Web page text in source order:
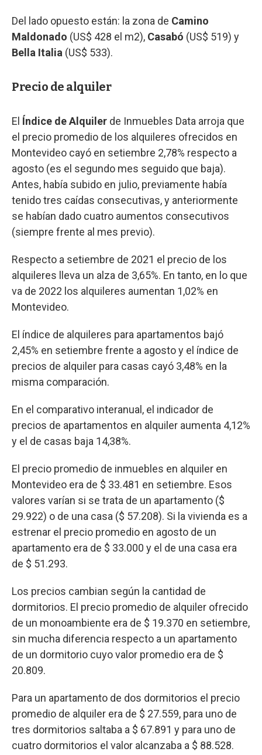
Del lado opuesto están: la zona de Camino
Maldonado (US$ 428 el m2), Casabó (US$ 519) y
Bella Italia (US$ 533).
Precio de alquiler
El Índice de Alquiler de Inmuebles Data arroja que
el precio promedio de los alquileres ofrecidos en
Montevideo cayó en setiembre 2,78% respecto a
agosto (es el segundo mes seguido que baja).
Antes, había subido en julio, previamente había
tenido tres caídas consecutivas, y anteriormente
se habían dado cuatro aumentos consecutivos
(siempre frente al mes previo).
Respecto a setiembre de 2021 el precio de los
alquileres lleva un alza de 3,65%. En tanto, en lo que
va de 2022 los alquileres aumentan 1,02% en
Montevideo.
El índice de alquileres para apartamentos bajó
2,45% en setiembre frente a agosto y el índice de
precios de alquiler para casas cayó 3,48% en la
misma comparación.
En el comparativo interanual, el indicador de
precios de apartamentos en alquiler aumenta 4,12%
y el de casas baja 14,38%.
El precio promedio de inmuebles en alquiler en
Montevideo era de $ 33.481 en setiembre. Esos
valores varían si se trata de un apartamento ($
29.922) o de una casa ($ 57.208). Si la vivienda es a
estrenar el precio promedio en agosto de un
apartamento era de $ 33.000 y el de una casa era
de $ 51.293.
Los precios cambian según la cantidad de
dormitorios. El precio promedio de alquiler ofrecido
de un monoambiente era de $ 19.370 en setiembre,
sin mucha diferencia respecto a un apartamento
de un dormitorio cuyo valor promedio era de $
20.809.
Para un apartamento de dos dormitorios el precio
promedio de alquiler era de $ 27.559, para uno de
tres dormitorios saltaba a $ 67.891 y para uno de
cuatro dormitorios el valor alcanzaba a $ 88.528.